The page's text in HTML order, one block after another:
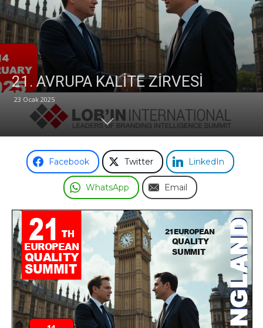
Ticaret
Odası
21.⁠ ⁠AVRUPA KALİTE ZİRVESİ
23 Ocak 2025
Facebook Twitter LinkedIn
WhatsApp Email